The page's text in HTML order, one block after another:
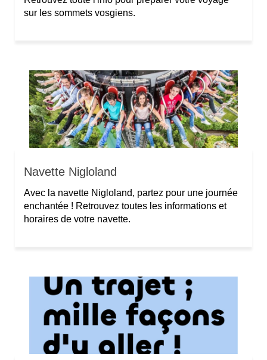
sur les sommets vosgiens.
Navette Nigloland
Avec la navette Nigloland, partez pour une journée
enchantée ! Retrouvez toutes les informations et
horaires de votre navette.